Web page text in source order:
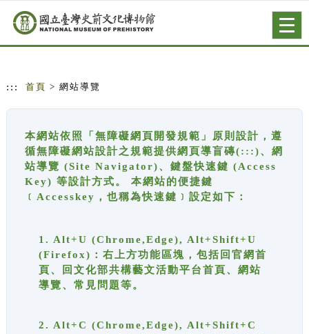
跳到主要內容
網站導覽
::: 首頁 > 網站導覽
本網站依照「無障礙網頁開發規範」原則設計，遵
循無障礙網站設計之規範提供網頁導盲磚(:::)、網
站導覽 (Site Navigator)、鍵盤快速鍵 (Access
Key) 等設計方式。 本網站的便捷鍵
﹝Accesskey，也稱為快速鍵﹞設定如下：
1. Alt+U (Chrome,Edge), Alt+Shift+U
(Firefox)：右上方功能區塊，包括回官網首
頁、回文化部共構藝文活動平台首頁、網站
導覽、常見問題等。
2. Alt+C (Chrome,Edge), Alt+Shift+C